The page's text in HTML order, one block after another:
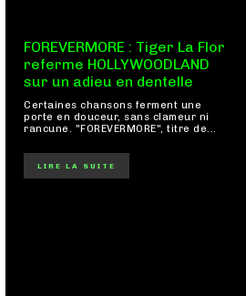
FOREVERMORE : Tiger La Flor
referme HOLLYWOODLAND
sur un adieu en dentelle
Certaines chansons ferment une
porte en douceur, sans clameur ni
rancune. "FOREVERMORE", titre de...
LIRE LA SUITE